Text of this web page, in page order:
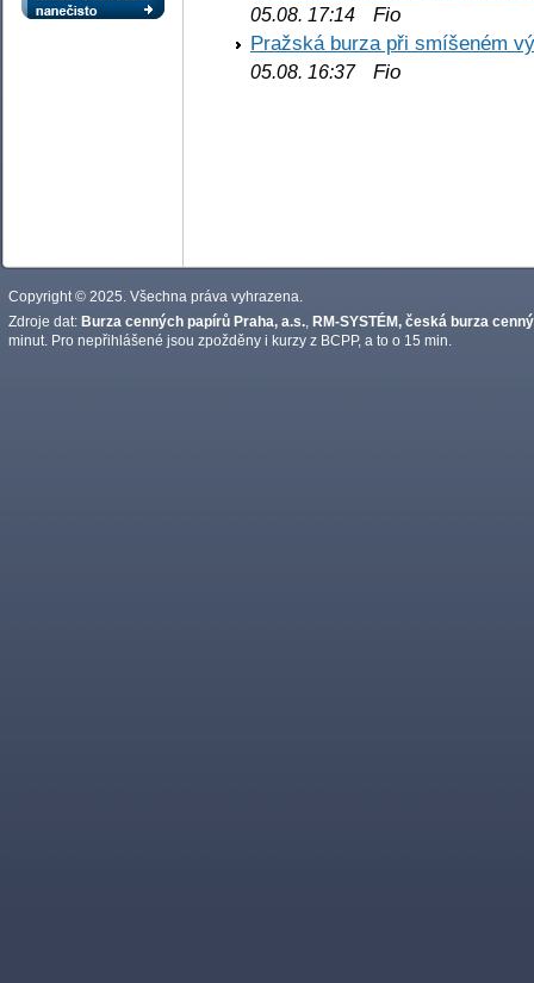
05.08. 17:14 Fio
Pražská burza při smíšeném
05.08. 16:37Fio
Copyright © 2025. Všechna práva vyhrazena.
Zdroje dat: Burza cenných papírů Praha, a.s. RM-SYSTÉM, česká burza
minut. Pro nepřihlášené jsou zpožděny i kurzy z BCPP, a to o 15 min.